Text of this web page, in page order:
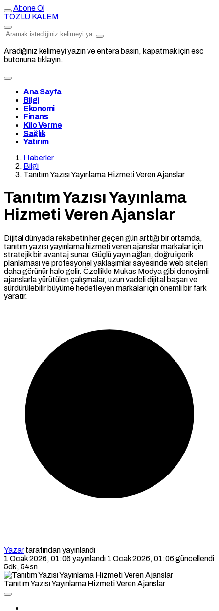
Abone Ol
TOZLU KALEM
Aradığınız kelimeyi yazın ve entera basın, kapatmak için esc
butonuna tıklayın.
Ana Sayfa
Bilgi
Ekonomi
Finans
Kilo Verme
Sağlık
Yatırım
Haberler
Bilgi
Tanıtım Yazısı Yayınlama Hizmeti Veren Ajanslar
Tanıtım Yazısı Yayınlama
Hizmeti Veren Ajanslar
Dijital dünyada rekabetin her geçen gün arttığı bir ortamda,
tanıtım yazısı yayınlama hizmeti veren ajanslar markalar için
stratejik bir avantaj sunar. Güçlü yayın ağları, doğru içerik
planlaması ve profesyonel yaklaşımlar sayesinde web siteleri
daha görünür hale gelir. Özellikle Mukas Medya gibi deneyimli
ajanslarla yürütülen çalışmalar, uzun vadeli dijital başarı ve
sürdürülebilir büyüme hedefleyen markalar için önemli bir fark
yaratır.
Yazar tarafından yayınlandı
1 Ocak 2026, 01:06 yayınlandı 1 Ocak 2026, 01:06 güncellendi
5dk, 54sn
Tanıtım Yazısı Yayınlama Hizmeti Veren Ajanslar